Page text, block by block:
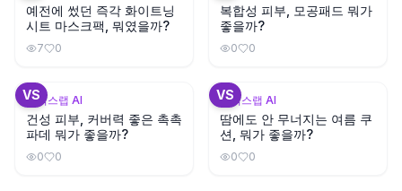
예전에 썼던 즉각 화이트닝
시트 마스크팩, 뭐였을까?
7 0
복합성 피부, 모공패드 뭐가
좋을까?
0 0
VS
뷰틱스랩 AI
건성 피부, 커버력 좋은 촉촉
파데 뭐가 좋을까?
0 0
VS
뷰틱스랩 AI
땀에도 안 무너지는 여름 쿠
션, 뭐가 좋을까?
0 0